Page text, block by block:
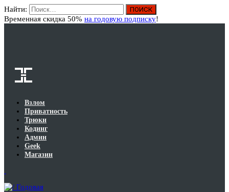
Найти:
Временная скидка 50% на годовую подписку!
Взлом
Приватность
Трюки
Кодинг
Админ
Geek
Магазин
Годовая